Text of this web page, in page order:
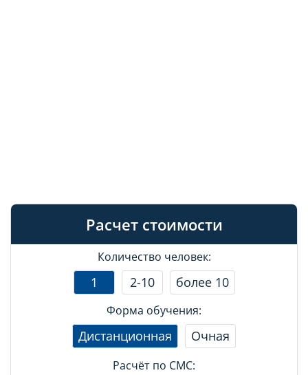
Расчет стоимости
Количество человек:
1 2-10 более 10
Форма обучения:
Дистанционная Очная
Расчёт по СМС: